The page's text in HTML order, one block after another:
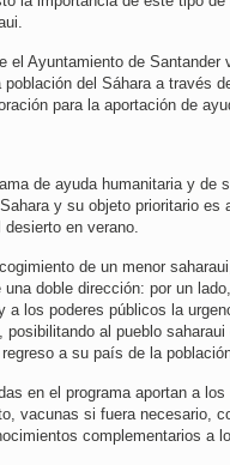
el Ayuntamiento de
del Sáhara a través
para la aportación de
de ayuda humanitaria y
y su objeto prioritario
en verano.
de un menor
doble dirección: por un
a los poderes públicos la
al pueblo
a su país de la
en el programa aportan a
vacunas si fuera necesario,
complementarios a